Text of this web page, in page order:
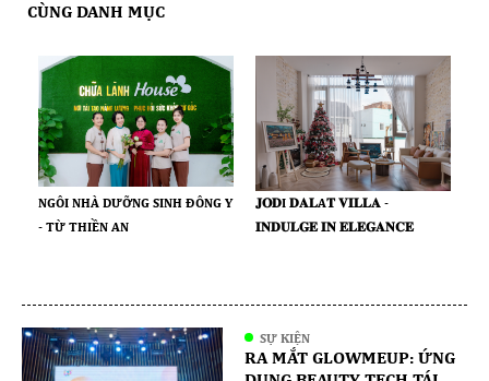
CÙNG DANH MỤC
NGÔI NHÀ DƯỠNG SINH ĐÔNG Y
- TỪ THIỀN AN
𝐉𝐎𝐃I 𝐃𝐀𝐋A𝐓 𝐕𝐈𝐋𝐋𝐀 -
𝐈𝐍𝐃𝐔𝐋𝐆𝐄 𝐈𝐍 𝐄𝐋𝐄𝐆𝐀𝐍𝐂𝐄
SỰ KIỆN
RA MẮT GLOWMEUP: ỨNG